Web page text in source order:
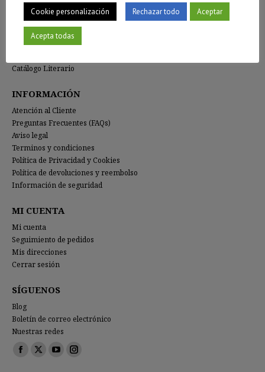
La editorial
Compañía
Red de distribución
Distribución de e-books
Catálogo Literario
INFORMACIÓN
Atención al Cliente
Preguntas Frecuentes (FAQs)
Aviso legal
Terminos y condiciones
Política de Privacidad y Cookies
Política de devoluciones y reembolso
Información de seguridad
MI CUENTA
Mi cuenta
Seguimiento de pedidos
Mis direcciones
Cerrar sesión
SÍGUENOS
Blog
Boletín de correo electrónico
Nuestras redes
Encuéntranos en:
Facebook
X
YouTubeInstagram
Cookie personalización Rechazar todo Aceptar
Acepta todas